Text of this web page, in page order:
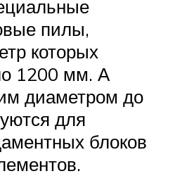
пилы,
которых
1200 мм. А
диаметром до
для
блоков